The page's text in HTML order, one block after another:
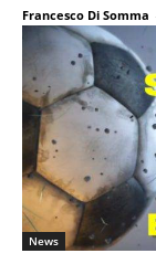
Francesco Di Somma
News